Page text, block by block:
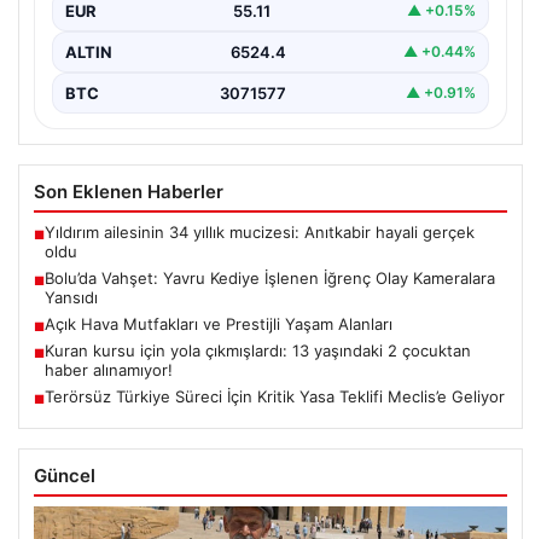
EUR 55.11 ▲ +0.15%
ALTIN 6524.4 ▲ +0.44%
BTC 3071577 ▲ +0.91%
Son Eklenen Haberler
■Yıldırım ailesinin 34 yıllık mucizesi: Anıtkabir hayali gerçek
oldu
■Bolu’da Vahşet: Yavru Kediye İşlenen İğrenç Olay Kameralara
Yansıdı
■Açık Hava Mutfakları ve Prestijli Yaşam Alanları
■Kuran kursu için yola çıkmışlardı: 13 yaşındaki 2 çocuktan
haber alınamıyor!
■Terörsüz Türkiye Süreci İçin Kritik Yasa Teklifi Meclis’e Geliyor
Güncel